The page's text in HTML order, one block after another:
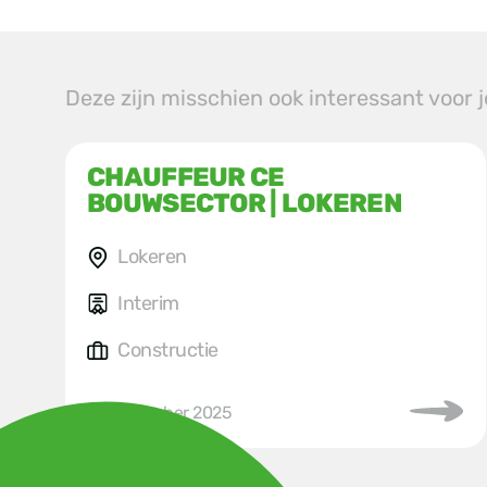
CHAUFFEUR CE
BOUWSECTOR | LOKEREN
Lokeren
Interim
Constructie
25 november 2025
Deze zijn misschien ook interessant voor